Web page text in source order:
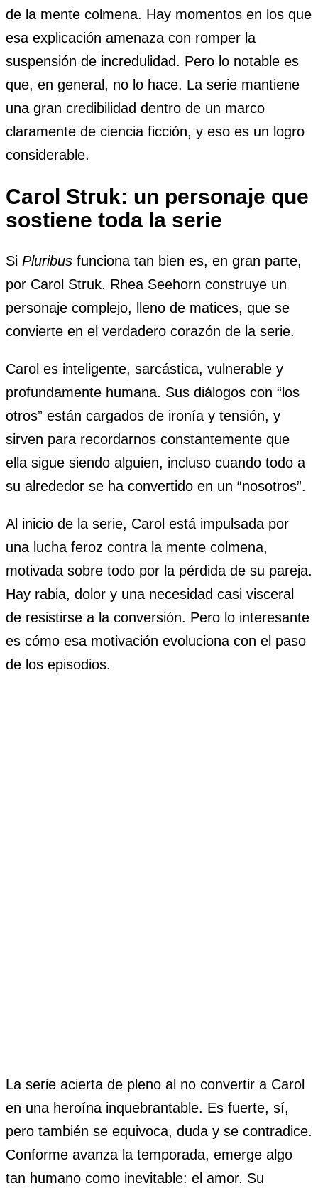
de la mente colmena. Hay momentos en los que
esa explicación amenaza con romper la
suspensión de incredulidad. Pero lo notable es
que, en general, no lo hace. La serie mantiene
una gran credibilidad dentro de un marco
claramente de ciencia ficción, y eso es un logro
considerable.
Carol Struk: un personaje que
sostiene toda la serie
Si Pluribus funciona tan bien es, en gran parte,
por Carol Struk. Rhea Seehorn construye un
personaje complejo, lleno de matices, que se
convierte en el verdadero corazón de la serie.
Carol es inteligente, sarcástica, vulnerable y
profundamente humana. Sus diálogos con “los
otros” están cargados de ironía y tensión, y
sirven para recordarnos constantemente que
ella sigue siendo alguien, incluso cuando todo a
su alrededor se ha convertido en un “nosotros”.
Al inicio de la serie, Carol está impulsada por
una lucha feroz contra la mente colmena,
motivada sobre todo por la pérdida de su pareja.
Hay rabia, dolor y una necesidad casi visceral
de resistirse a la conversión. Pero lo interesante
es cómo esa motivación evoluciona con el paso
de los episodios.
La serie acierta de pleno al no convertir a Carol
en una heroína inquebrantable. Es fuerte, sí,
pero también se equivoca, duda y se contradice.
Conforme avanza la temporada, emerge algo
tan humano como inevitable: el amor. Su